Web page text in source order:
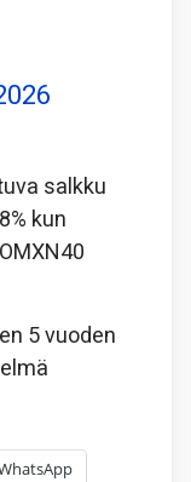
salkku
kun
5 vuoden